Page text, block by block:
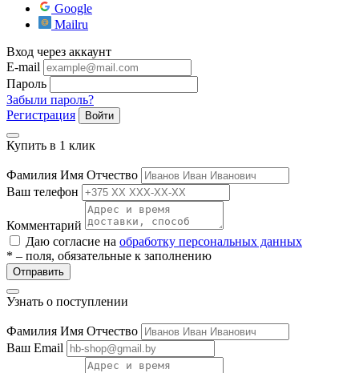
Google
Mailru
Вход через аккаунт
E-mail
Пароль
Забыли пароль?
Регистрация
Войти
Купить в 1 клик
Фамилия Имя Отчество
Ваш телефон
Комментарий
Даю согласие на обработку персональных данных
* – поля, обязательные к заполнению
Отправить
Узнать о поступлении
Фамилия Имя Отчество
Ваш Email